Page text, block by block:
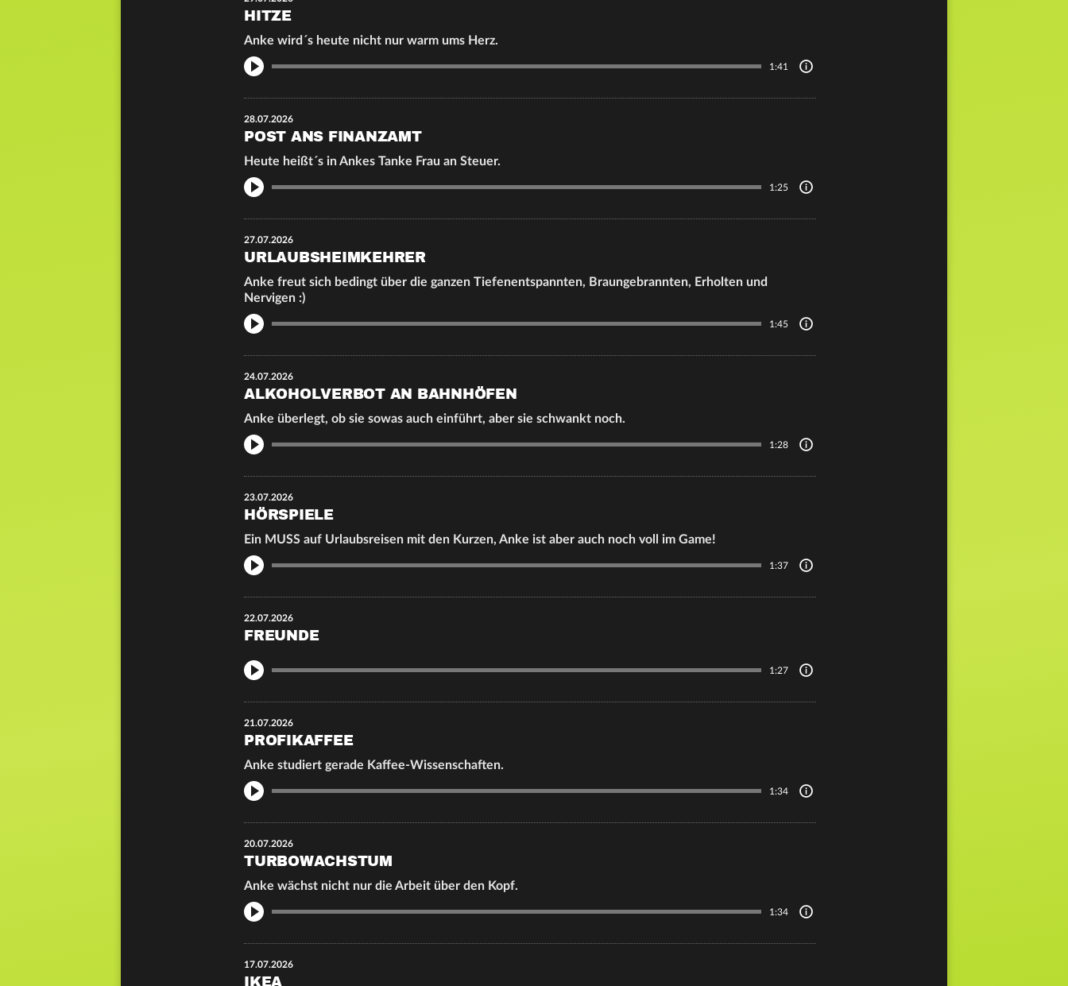
HITZE
Anke wird´s heute nicht nur warm ums Herz.
1:41
28.07.2026
POST ANS FINANZAMT
Heute heißt´s in Ankes Tanke Frau an Steuer.
1:25
27.07.2026
URLAUBSHEIMKEHRER
Anke freut sich bedingt über die ganzen Tiefenentspannten, Braungebrannten, Erholten und
Nervigen :)
1:45
24.07.2026
ALKOHOLVERBOT AN BAHNHÖFEN
Anke überlegt, ob sie sowas auch einführt, aber sie schwankt noch.
1:28
23.07.2026
HÖRSPIELE
Ein MUSS auf Urlaubsreisen mit den Kurzen, Anke ist aber auch noch voll im Game!
1:37
22.07.2026
FREUNDE
1:27
21.07.2026
PROFIKAFFEE
Anke studiert gerade Kaffee-Wissenschaften.
1:34
20.07.2026
TURBOWACHSTUM
Anke wächst nicht nur die Arbeit über den Kopf.
1:34
17.07.2026
IKEA